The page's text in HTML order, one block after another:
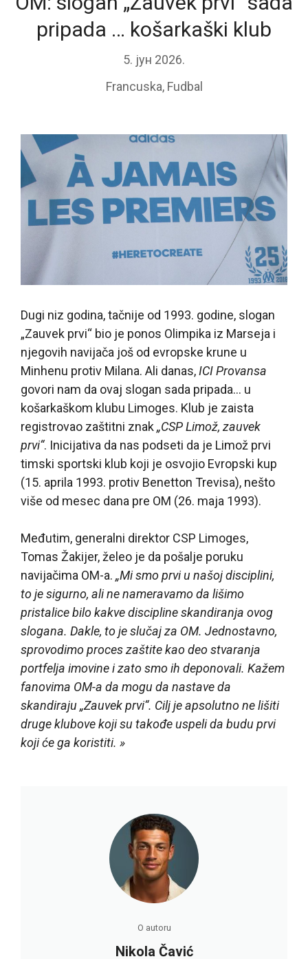
pripada … košarkaški klub
5. јун 2026.
Francuska, Fudbal
Dugi niz godina, tačnije od 1993. godine, slogan
„Zauvek prvi“ bio je ponos Olimpika iz Marseja i
njegovih navijača još od evropske krune u
Minhenu protiv Milana. Ali danas,ICI Provansa
govori nam da ovaj slogan sada pripada… u
košarkaškom klubu Limoges. Klub je zaista
registrovao zaštitni znak„CSP Limož, zauvek
prvi“. Inicijativa da nas podseti da je Limož prvi
timski sportski klub koji je osvojio Evropski kup
(15. aprila 1993. protiv Benetton Trevisa), nešto
više od mesec dana pre OM (26. maja 1993).
Međutim, generalni direktor CSP Limoges,
Tomas Žakijer, želeo je da pošalje poruku
navijačima OM-a. „Mi smo prvi u našoj disciplini,
to je sigurno, ali ne nameravamo da lišimo
pristalice bilo kakve discipline skandiranja ovog
slogana. Dakle, to je slučaj za OM. Jednostavno,
sprovodimo proces zaštite kao deo stvaranja
portfelja imovine i zato smo ih deponovali. Kažem
fanovima OM-a da mogu da nastave da
skandiraju „Zauvek prvi“. Cilj je apsolutno ne lišiti
druge klubove koji su takođe uspeli da budu prvi
koji će ga koristiti. »
O autoru
Nikola Čavić